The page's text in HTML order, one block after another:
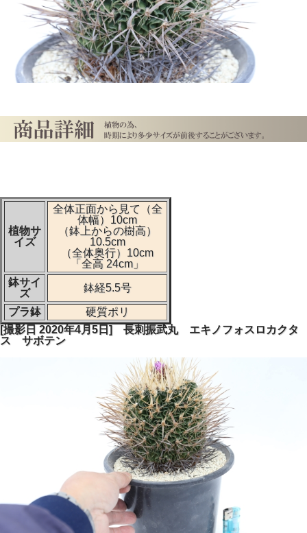
植物サ
イズ
全体正面から見て（全
体幅）10cm
（鉢上からの樹高）
10.5cm
（全体奥行）10cm
「全高 24cm」
鉢サイ
ズ
鉢経5.5号
プラ鉢
硬質ポリ
[撮影日 2020年4月5日] 長刺振武丸 エキノフォスロカクタ
ス サボテン